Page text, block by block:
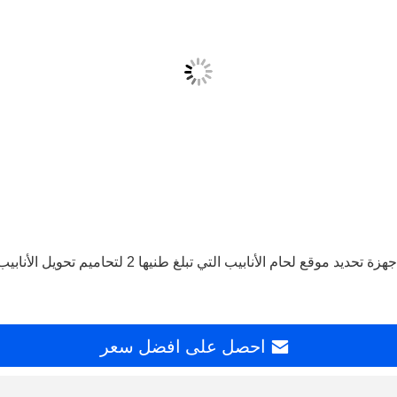
تحديد موقع لحام الأنابيب التي تبلغ طنيها 2 لتحاميم تحويل الأنابيب
احصل على افضل سعر